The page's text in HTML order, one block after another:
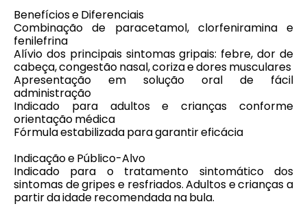
Benefícios e Diferenciais
Combinação de paracetamol, clorfeniramina e
fenilefrina
Alívio dos principais sintomas gripais: febre, dor de
cabeça, congestão nasal, coriza e dores musculares
Apresentação em solução oral de fácil
administração
Indicado para adultos e crianças conforme
orientação médica
Fórmula estabilizada para garantir eficácia
Indicação e Público-Alvo
Indicado para o tratamento sintomático dos
sintomas de gripes e resfriados. Adultos e crianças a
partir da idade recomendada na bula.